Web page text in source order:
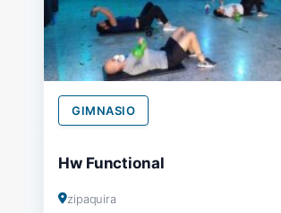
GIMNASIO
Hw Functional
zipaquira